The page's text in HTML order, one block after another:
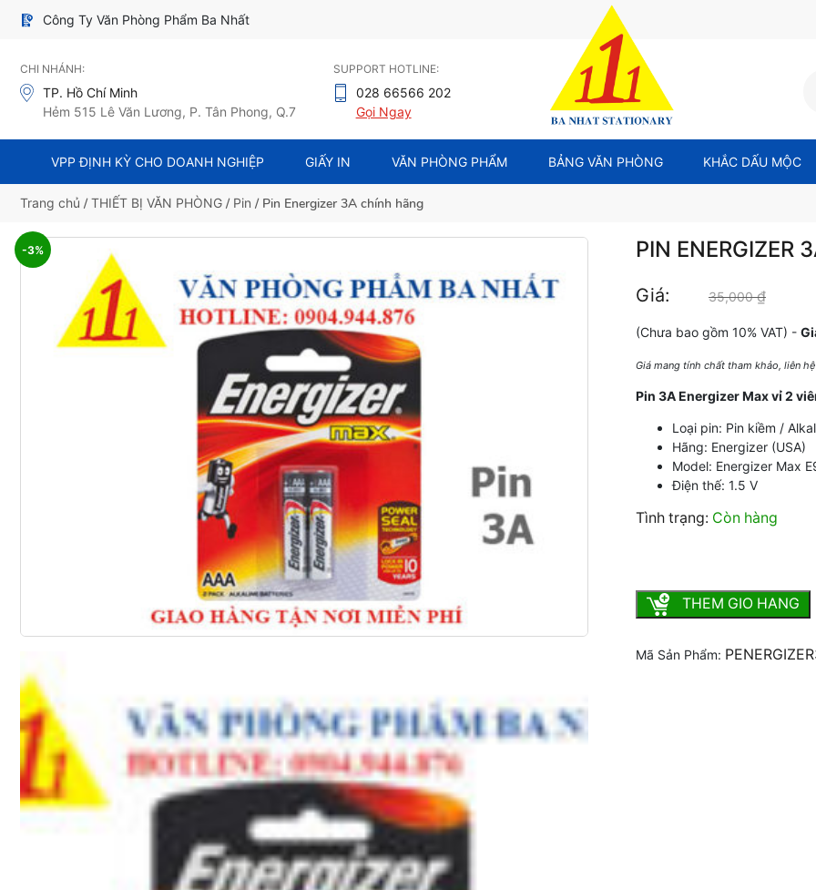
Công Ty Văn Phòng Phẩm Ba Nhất
CHI NHÁNH:
TP. Hồ Chí Minh
Hẻm 515 Lê Văn Lương, P. Tân Phong, Q.7
SUPPORT HOTLINE:
028 66566 202
Gọi Ngay
VPP ĐỊNH KỲ CHO DOANH NGHIỆP GIẤY IN VĂN PHÒNG PHẨM BẢNG VĂN PHÒNG KHẮC DẤU MỘC
Trang chủ /THIẾT BỊ VĂN PHÒNG / Pin / Pin Energizer 3A chính hãng
-3% PIN ENERGIZER
Giá: 35,000₫
(Chưa bao gồm 10% VAT) -
Giá mang tính chất tham khảo, liên
Pin 3A Energizer Max vỉ 2
Loại pin: Pin kiềm /
Hãng: Energizer (USA)
Model: Energizer Max
Điện thế: 1.5 V
Tình trạng: Còn hàng
THEM GIO HANG
Mã Sản Phẩm: